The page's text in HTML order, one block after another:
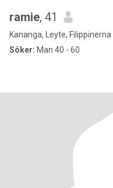
ramie, 41
Kananga, Leyte, Filippinerna
Söker: Man 40 - 60